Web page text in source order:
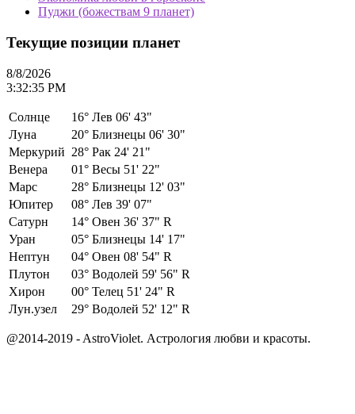
Пуджи (божествам 9 планет)
Текущие позиции планет
8/8/2026
3:32:35 PM
Солнце 16° Лев 06' 43"
Луна
20° Близнецы 06' 30"
Меркурий 28° Рак 24' 21"
Венера
01° Весы 51' 22"
Марс
28° Близнецы 12' 03"
Юпитер
08° Лев 39' 07"
Сатурн
14° Овен 36' 37" R
Уран
05° Близнецы 14' 17"
Нептун
04° Овен 08' 54" R
Плутон
03° Водолей 59' 56" R
Хирон
00° Телец 51' 24" R
Лун.узел
29° Водолей 52' 12" R
@2014-2019 - AstroViolet. Астрология любви и красоты.